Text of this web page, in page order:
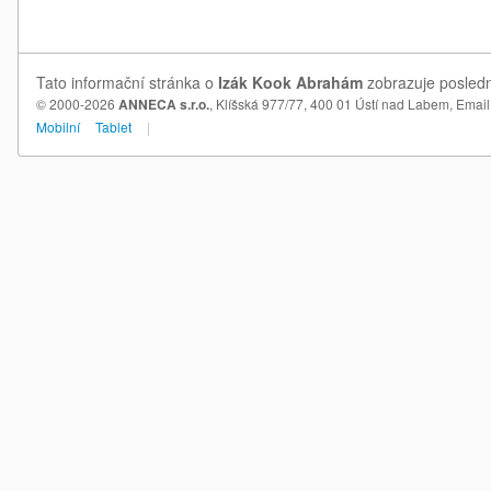
Tato informační stránka o Izák Kook Abrahám zobrazuje
© 2000-2026 ANNECA s.r.o., Klíšská 977/77, 400 01 Ústí nad Labem,
Mobilní
Tablet |